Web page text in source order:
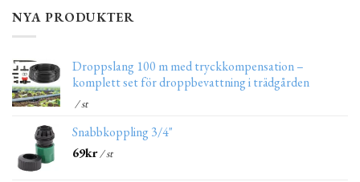
NYA PRODUKTER
Droppslang 100 m med tryckkompensation –
komplett set för droppbevattning i trädgården
/ st
Snabbkoppling 3/4"
69kr/ st